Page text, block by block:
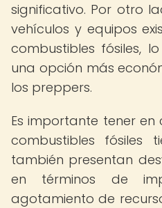
significativo. Por otro
vehículos y equipos
combustibles fósiles,
una opción más
los preppers.
Es importante tener en
combustibles fósiles
también presentan
en términos de
agotamiento de